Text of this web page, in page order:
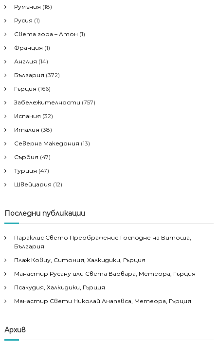
а
ц
и
я
а
Румъния (18)
Русия (1)
Света гора – Атон (1)
Франция (1)
Англия (14)
България (372)
Гърция (166)
Забележителности (757)
Испания (32)
Италия (38)
Северна Македония (13)
Сърбия (47)
Турция (47)
Швейцария (12)
Последни публикации
Параклис Свето Преображение Господне на Витоша,
България
Плаж Ковиу, Ситония, Халкидики, Гърция
Манастир Русану или Света Варвара, Метеора, Гърция
Псакудия, Халкидики, Гърция
Манастир Свети Николай Анапавса, Метеора, Гърция
Архив